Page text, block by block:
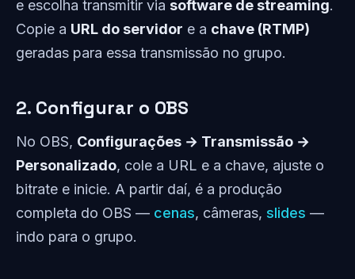
e escolha transmitir via software de streaming.
Copie a URL do servidor e a chave (RTMP)
geradas para essa transmissão no grupo.
2. Configurar o OBS
No OBS, Configurações → Transmissão →
Personalizado, cole a URL e a chave, ajuste o
bitrate e inicie. A partir daí, é a produção
completa do OBS — cenas, câmeras, slides —
indo para o grupo.